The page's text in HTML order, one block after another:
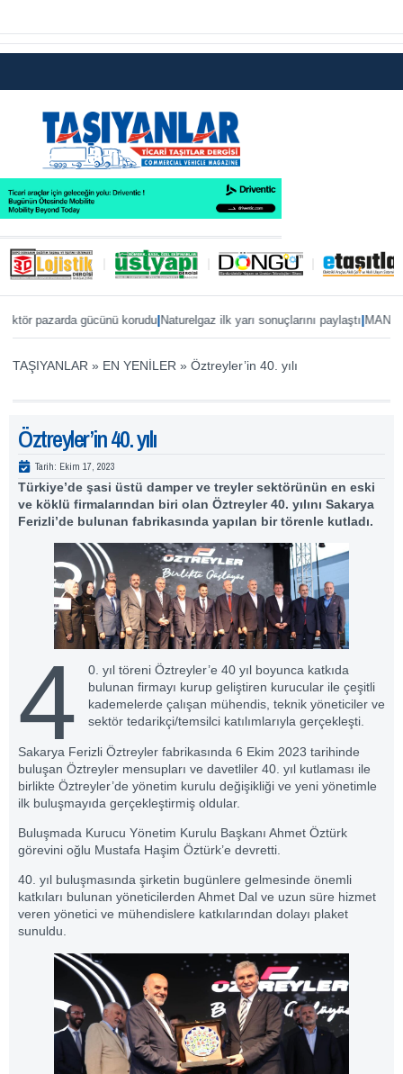
gücünü korudu|Naturelgaz ilk yarı sonuçlarını paylaştı|MAN, IAA
TAŞIYANLAR » EN YENİLER » Öztreyler’in 40. yılı
Öztreyler’in 40. yılı
Tarih: Ekim 17, 2023
Türkiye’de şasi üstü damper ve treyler sektörünün en eski
ve köklü firmalarından biri olan Öztreyler 40. yılını Sakarya
Ferizli’de bulunan fabrikasında yapılan bir törenle kutladı.
4
0. yıl töreni Öztreyler’e 40 yıl boyunca katkıda
bulunan firmayı kurup geliştiren kurucular ile çeşitli
kademelerde çalışan mühendis, teknik yöneticiler ve
sektör tedarikçi/temsilci katılımlarıyla gerçekleşti.
Sakarya Ferizli Öztreyler fabrikasında 6 Ekim 2023 tarihinde
buluşan Öztreyler mensupları ve davetliler 40. yıl kutlaması ile
birlikte Öztreyler’de yönetim kurulu değişikliği ve yeni yönetimle
ilk buluşmayıda gerçekleştirmiş oldular.
Buluşmada Kurucu Yönetim Kurulu Başkanı Ahmet Öztürk
görevini oğlu Mustafa Haşim Öztürk’e devretti.
40. yıl buluşmasında şirketin bugünlere gelmesinde önemli
katkıları bulunan yöneticilerden Ahmet Dal ve uzun süre hizmet
veren yönetici ve mühendislere katkılarından dolayı plaket
sunuldu.